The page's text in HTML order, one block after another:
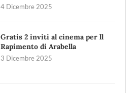
4 Dicembre 2025
Gratis 2 inviti al cinema per ll
Rapimento di Arabella
3 Dicembre 2025